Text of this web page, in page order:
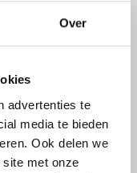
Over
advertenties te
media te bieden
Ook delen we
met onze